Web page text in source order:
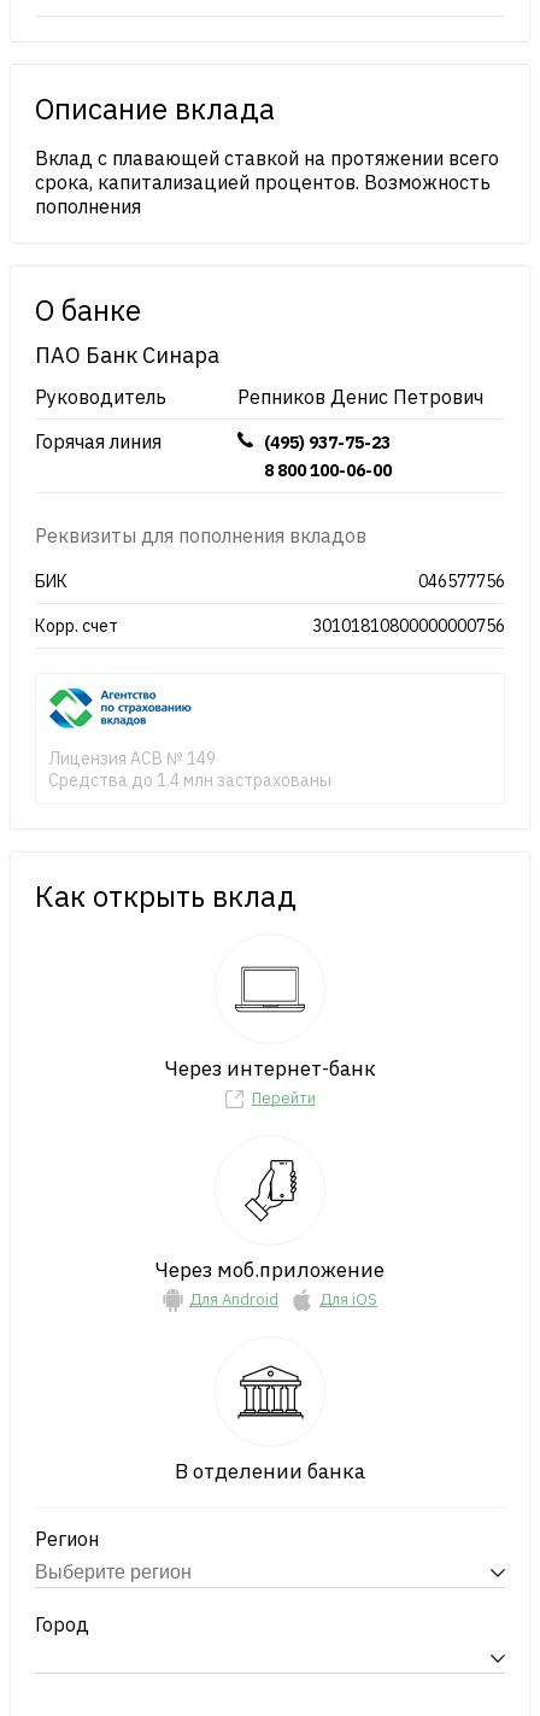
Описание вклада
Вклад с плавающей ставкой на протяжении всего
срока, капитализацией процентов. Возможность
пополнения
О банке
ПАО Банк Синара
Руководитель
Репников Денис Петрович
Горячая линия
(495) 937-75-23
8 800 100-06-00
Реквизиты для пополнения вкладов
БИК 046577756
Корр. счет 30101810800000000756
Лицензия АСВ № 149
Средства до 1.4 млн застрахованы
Как открыть вклад
Через интернет-банк
Перейти
Через моб.приложение
Для Android Для iOS
В отделении банка
Регион
Город